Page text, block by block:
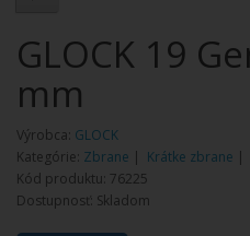
GLOCK 19
mm
Výrobca: GLOCK
Kategórie: Zbrane | Krátke zbrane |
Kód produktu: 76225
Dostupnosť: Skladom